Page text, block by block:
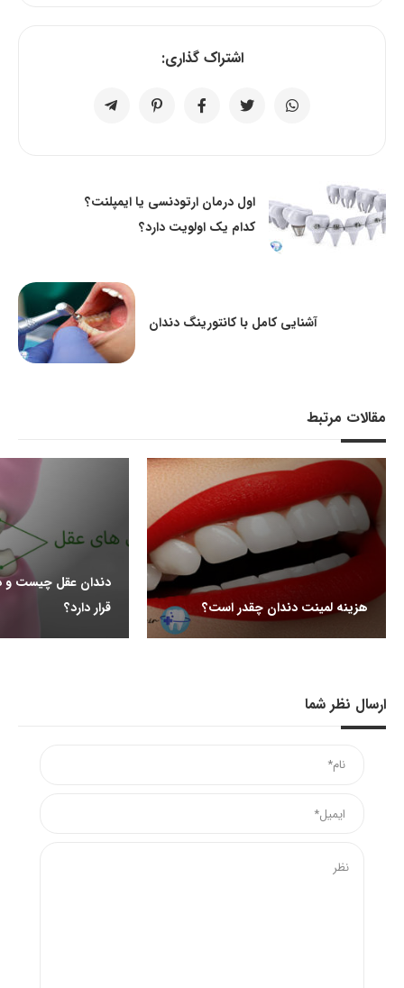
اشتراک گذاری:
اول درمان ارتودنسی یا ایمپلنت؟
کدام یک اولویت دارد؟
آشنایی کامل با کانتورینگ دندان
مقالات مرتبط
هزینه لمینت دندان چقدر است؟
دندان عقل چیست و
قرار دارد؟
ارسال نظر شما